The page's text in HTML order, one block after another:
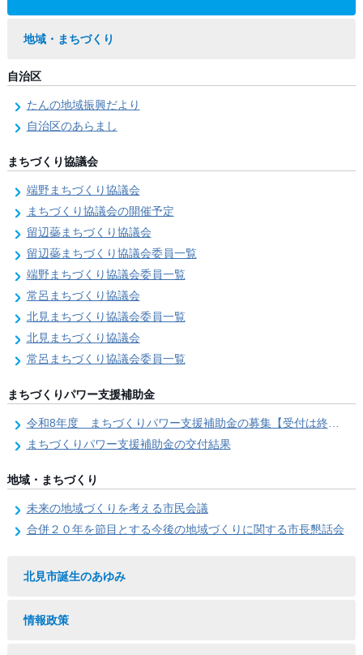
地域・まちづくり
自治区
たんの地域振興だより
自治区のあらまし
まちづくり協議会
端野まちづくり協議会
まちづくり協議会の開催予定
留辺蘂まちづくり協議会
留辺蘂まちづくり協議会委員一覧
端野まちづくり協議会委員一覧
常呂まちづくり協議会
北見まちづくり協議会委員一覧
北見まちづくり協議会
常呂まちづくり協議会委員一覧
まちづくりパワー支援補助金
令和8年度 まちづくりパワー支援補助金の募集【受付は終了しました。】
まちづくりパワー支援補助金の交付結果
地域・まちづくり
未来の地域づくりを考える市民会議
合併２０年を節目とする今後の地域づくりに関する市長懇話会
北見市誕生のあゆみ
情報政策